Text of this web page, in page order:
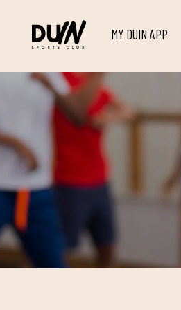
MY DUIN APP